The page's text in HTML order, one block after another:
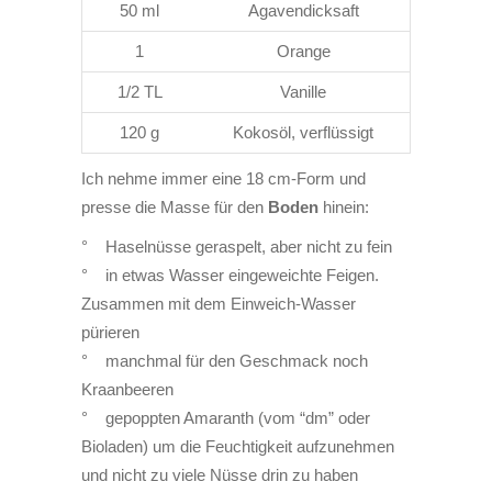
50 ml Agavendicksaft
1 Orange
1/2 TL Vanille
120 g Kokosöl, verflüssigt
Ich nehme immer eine 18 cm-Form und
presse die Masse für den Boden hinein:
° Haselnüsse geraspelt, aber nicht zu fein
° in etwas Wasser eingeweichte Feigen.
Zusammen mit dem Einweich-Wasser
pürieren
° manchmal für den Geschmack noch
Kraanbeeren
° gepoppten Amaranth (vom “dm” oder
Bioladen) um die Feuchtigkeit aufzunehmen
und nicht zu viele Nüsse drin zu haben